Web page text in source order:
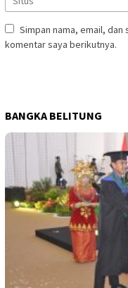
Simpan nama, email,
komentar saya berikutnya.
BANGKA BELITUNG